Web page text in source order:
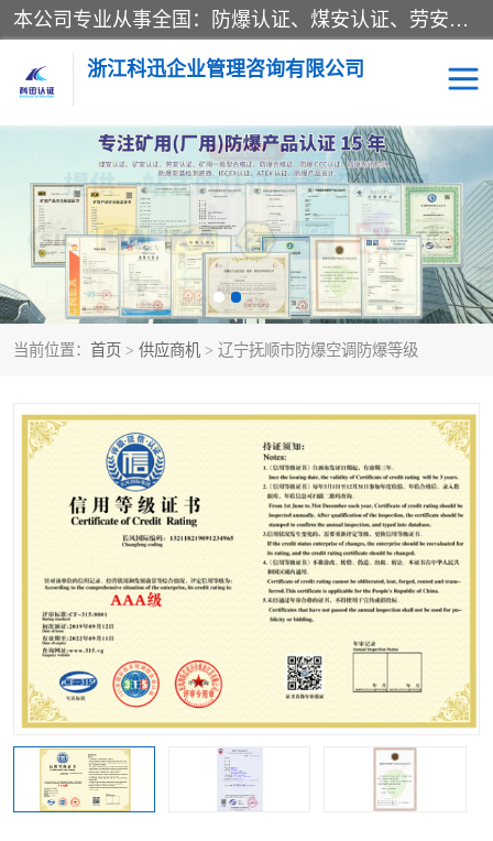
本公司专业从事全国：防爆认证、煤安认证、劳安认证、体系认证、产品认证、ATEX认证、IECEX认证、消防产品认证、生产认可证、验厂指导、认证技术支持、企业管理策划等一站式咨询服务。 用我们的智慧、经验、真诚与勤恳，分享成长的喜悦！ 全国24小时咨询热线：* 认证咨询：张老师（全国*）
浙江科迅企业管理咨询有限公司
当前位置： 首页 > 供应商机 > 辽宁抚顺市防爆空调防爆等级
煤安认证 防爆CCC认证
防爆合格证 矿安认证
劳安认证